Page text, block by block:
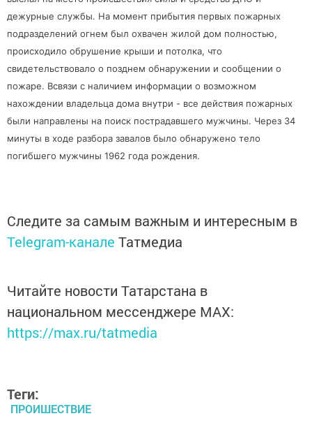
дежурные службы. На момент прибытия первых пожарных
подразделений огнем был охвачен жилой дом полностью,
происходило обрушение крыши и потолка, что
свидетельствовало о позднем обнаружении и сообщении о
пожаре. Всвязи с наличием информации о возможном
нахождении владельца дома внутри - все действия пожарных
были направлены на поиск пострадавшего мужчины. Через 34
минуты в ходе разбора завалов было обнаружено тело
погибшего мужчины 1962 года рождения.
Следите за самым важным и интересным в
Telegram-канале Татмедиа
Читайте новости Татарстана в
национальном мессенджере MАХ:
https://max.ru/tatmedia
Теги:
ПРОИШЕСТВИЕ